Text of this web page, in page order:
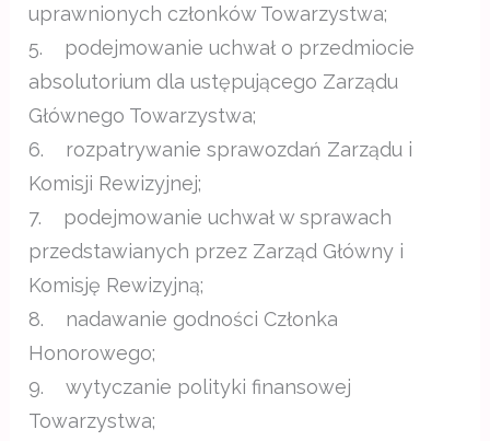
uprawnionych członków Towarzystwa;
5. podejmowanie uchwał o przedmiocie
absolutorium dla ustępującego Zarządu
Głównego Towarzystwa;
6. rozpatrywanie sprawozdań Zarządu i
Komisji Rewizyjnej;
7. podejmowanie uchwał w sprawach
przedstawianych przez Zarząd Główny i
Komisję Rewizyjną;
8. nadawanie godności Członka
Honorowego;
9. wytyczanie polityki finansowej
Towarzystwa;